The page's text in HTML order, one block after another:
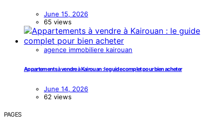
June 15, 2026
65 views
agence immobiliere kairouan
Appartements à vendre à Kairouan : le guide complet pour bien acheter
June 14, 2026
62 views
PAGES